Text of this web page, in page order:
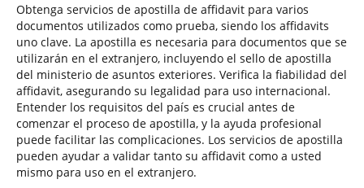
Obtenga servicios de apostilla de affidavit para varios
documentos utilizados como prueba, siendo los affidavits
uno clave. La apostilla es necesaria para documentos que se
utilizarán en el extranjero, incluyendo el sello de apostilla
del ministerio de asuntos exteriores. Verifica la fiabilidad del
affidavit, asegurando su legalidad para uso internacional.
Entender los requisitos del país es crucial antes de
comenzar el proceso de apostilla, y la ayuda profesional
puede facilitar las complicaciones. Los servicios de apostilla
pueden ayudar a validar tanto su affidavit como a usted
mismo para uso en el extranjero.